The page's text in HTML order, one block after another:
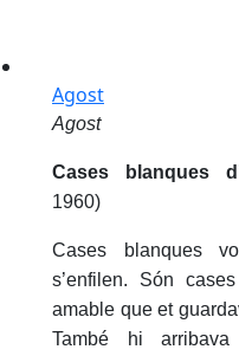
Agost
Agost
Cases blanques
1960)
Cases blanques
s’enfilen. Són
amable que et
També hi